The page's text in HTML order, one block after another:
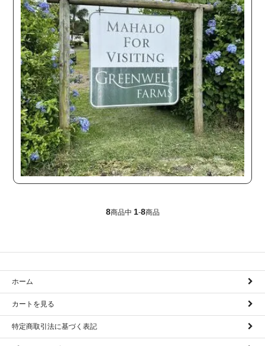
8商品中 1-8商品
ホーム
カートを見る
特定商取引法に基づく表記